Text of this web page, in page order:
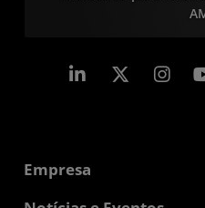
Linkedin
Empresa
Sobre a AMD